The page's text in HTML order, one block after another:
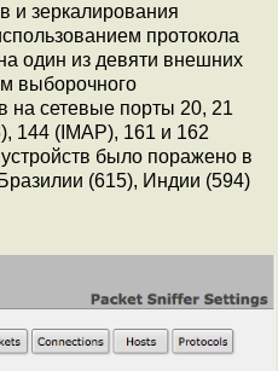
и зеркалирования
протокола
один из девяти внешних
выборочного
на сетевые порты 20, 21
144 (IMAP), 161 и 162
было поражено в
(615), Индии (594)